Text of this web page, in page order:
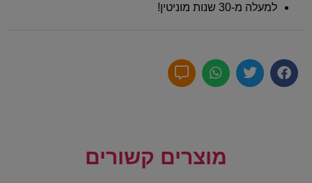
למעלה מ-30 שנות מוניטין!
מוצרים קשורים